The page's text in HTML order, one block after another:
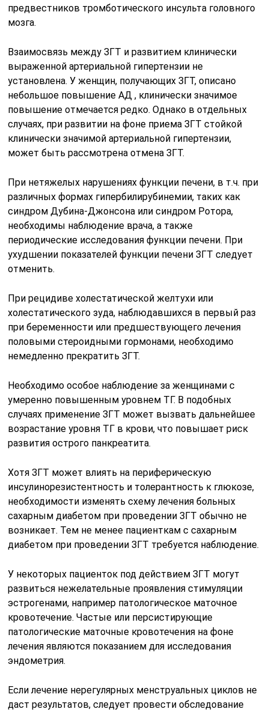
предвестников тромботического инсульта головного
мозга.
Взаимосвязь между ЗГТ и развитием клинически
выраженной артериальной гипертензии не
установлена. У женщин, получающих ЗГТ, описано
небольшое повышение АД , клинически значимое
повышение отмечается редко. Однако в отдельных
случаях, при развитии на фоне приема ЗГТ стойкой
клинически значимой артериальной гипертензии,
может быть рассмотрена отмена ЗГТ.
При нетяжелых нарушениях функции печени, в т.ч. при
различных формах гипербилирубинемии, таких как
синдром Дубина-Джонсона или синдром Ротора,
необходимы наблюдение врача, а также
периодические исследования функции печени. При
ухудшении показателей функции печени ЗГТ следует
отменить.
При рецидиве холестатической желтухи или
холестатического зуда, наблюдавшихся в первый раз
при беременности или предшествующего лечения
половыми стероидными гормонами, необходимо
немедленно прекратить ЗГТ.
Необходимо особое наблюдение за женщинами с
умеренно повышенным уровнем ТГ. В подобных
случаях применение ЗГТ может вызвать дальнейшее
возрастание уровня ТГ в крови, что повышает риск
развития острого панкреатита.
Хотя ЗГТ может влиять на периферическую
инсулинорезистентность и толерантность к глюкозе,
необходимости изменять схему лечения больных
сахарным диабетом при проведении ЗГТ обычно не
возникает. Тем не менее пациенткам с сахарным
диабетом при проведении ЗГТ требуется наблюдение.
У некоторых пациенток под действием ЗГТ могут
развиться нежелательные проявления стимуляции
эстрогенами, например патологическое маточное
кровотечение. Частые или персистирующие
патологические маточные кровотечения на фоне
лечения являются показанием для исследования
эндометрия.
Если лечение нерегулярных менструальных циклов не
даст результатов, следует провести обследование